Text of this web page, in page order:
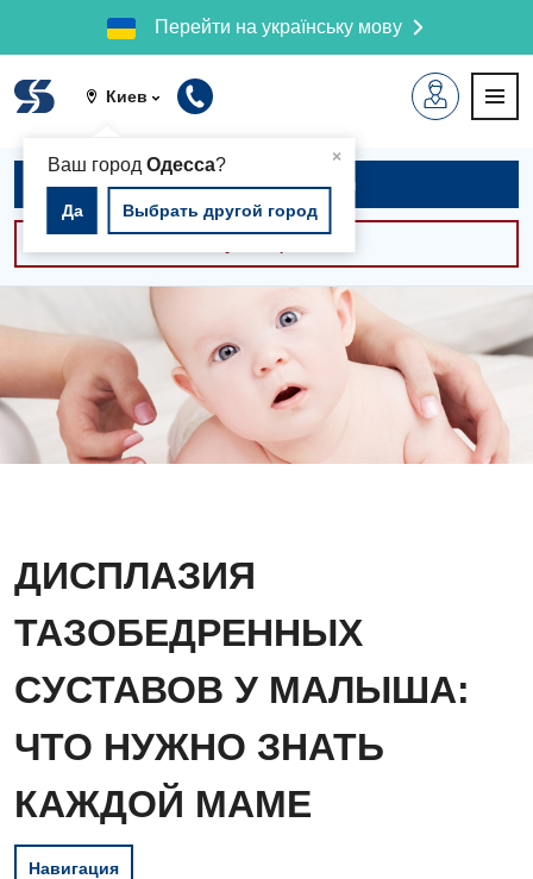
Перейти на українську мову
Киев
×
Ваш город Одесса?
Да Выбрать другой город
Записаться на приём
ДИСПЛАЗИЯ
ТАЗОБЕДРЕННЫХ
СУСТАВОВ У МАЛЫША:
ЧТО НУЖНО ЗНАТЬ
КАЖДОЙ МАМЕ
Навигация